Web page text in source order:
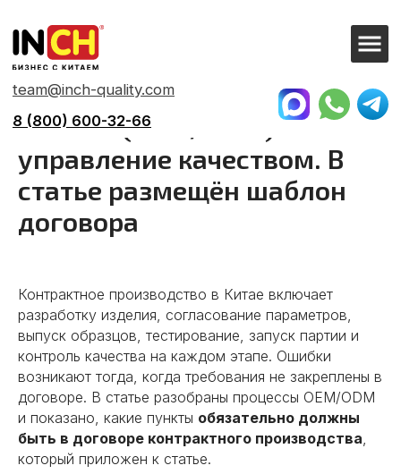
team@inch-quality.com
8 (800) 600-32-66
Контрактное производство
в Китае (OEM/ODM) и
управление качеством. В
статье размещён шаблон
договора
Контрактное производство в Китае включает
разработку изделия, согласование параметров,
выпуск образцов, тестирование, запуск партии и
контроль качества на каждом этапе. Ошибки
возникают тогда, когда требования не закреплены в
договоре. В статье разобраны процессы OEM/ODM
и показано, какие пункты обязательно должны
быть в договоре контрактного производства,
который приложен к статье.